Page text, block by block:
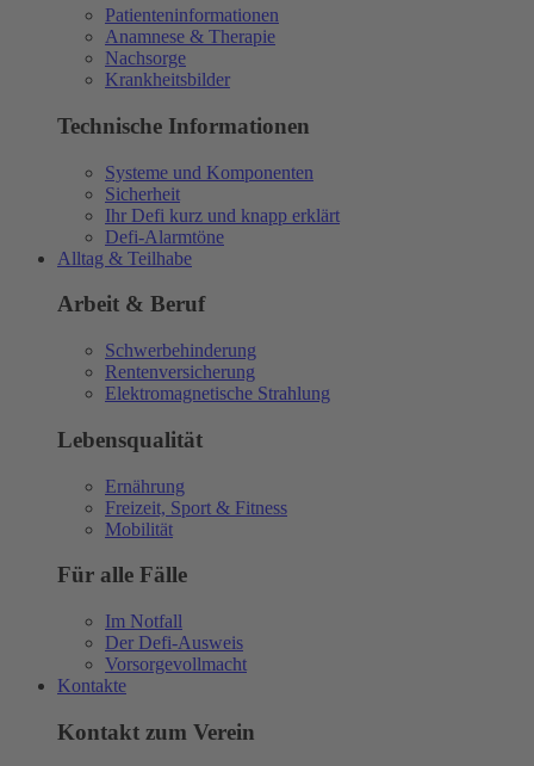
Patienteninformationen
Anamnese & Therapie
Nachsorge
Krankheitsbilder
Technische Informationen
Systeme und Komponenten
Sicherheit
Ihr Defi kurz und knapp erklärt
Defi-Alarmtöne
Alltag & Teilhabe
Arbeit & Beruf
Schwerbehinderung
Rentenversicherung
Elektromagnetische Strahlung
Lebensqualität
Ernährung
Freizeit, Sport & Fitness
Mobilität
Für alle Fälle
Im Notfall
Der Defi-Ausweis
Vorsorgevollmacht
Kontakte
Kontakt zum Verein